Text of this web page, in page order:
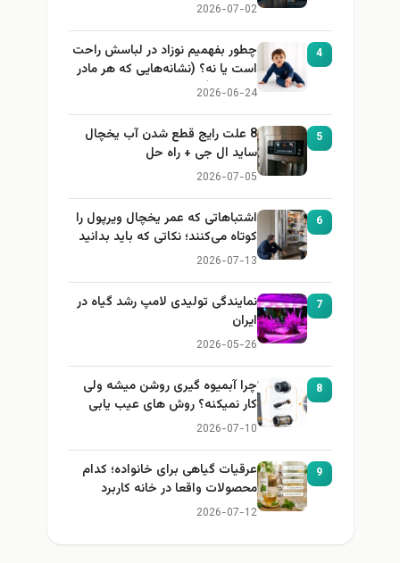
2026-07-02
4
چطور بفهمیم نوزاد در لباسش راحت
است یا نه؟ (نشانه‌هایی که هر مادر
باید بداند)
2026-06-24
5
8 علت رایج قطع شدن آب یخچال
ساید ال جی + راه حل
2026-07-05
6
اشتباهاتی که عمر یخچال ویرپول را
کوتاه می‌کنند؛ نکاتی که باید بدانید
2026-07-13
7
نمایندگی تولیدی لامپ رشد گیاه در
ایران
2026-05-26
8
چرا آبمیوه گیری روشن میشه ولی
کار نمیکنه؟ روش های عیب یابی
2026-07-10
9
عرقیات گیاهی برای خانواده؛ کدام
محصولات واقعا در خانه کاربرد
دارند؟
2026-07-12